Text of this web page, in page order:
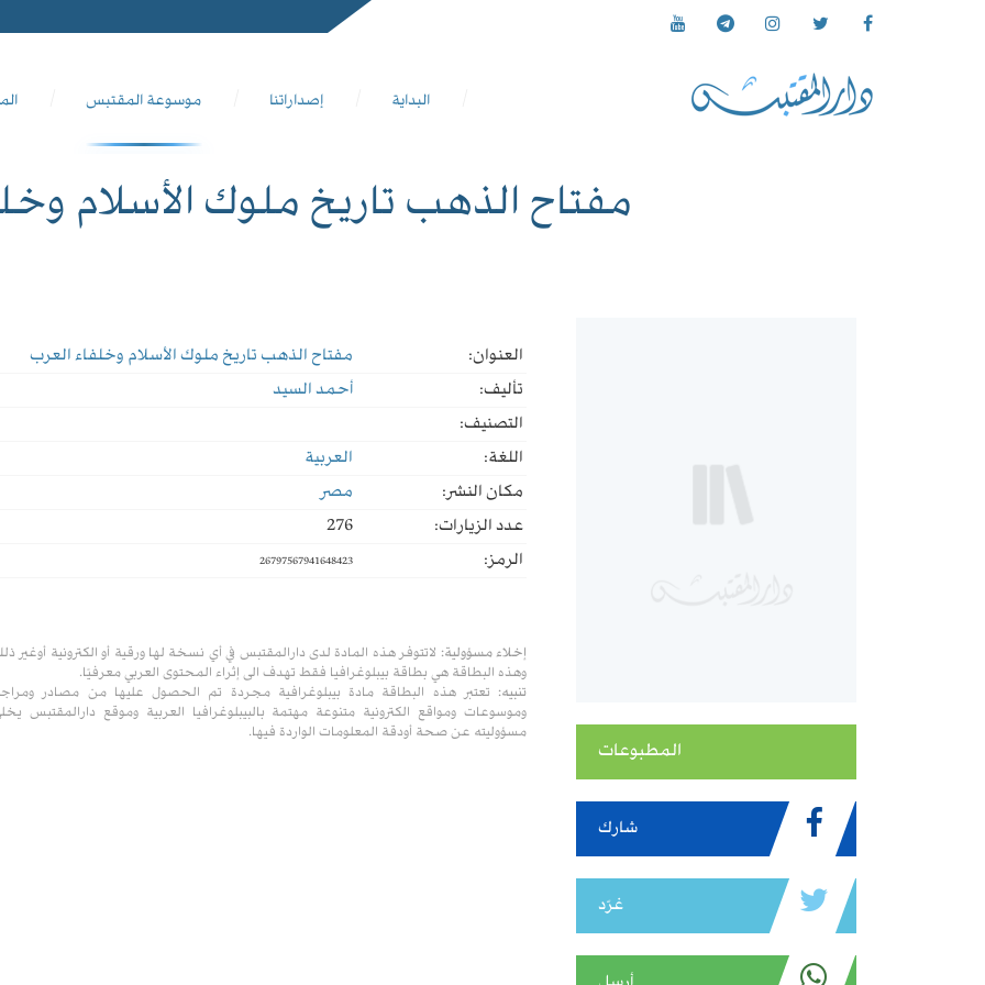
البداية إصداراتنا موسوعة المقتبس
مفتاح الذهب تاريخ ملوك الأسلام
المطبوعات
شارك
غرّد
العنوان:
مفتاح الذهب تاريخ ملوك الأسلام وخلفاء العرب
تأليف:
أحمد السيد
التصنيف:
اللغة:
العربية
مكان النشر:
مصر
عدد الزيارات:
276
الرمز:
26797567941648423
إخلاء مسؤولية: لاتتوفر هذه المادة لدى دارالمقتبس في أي نسخة لها ورقية أو الكترونية أوغير
وهذه البطاقة هي بطاقة بيبلوغرافيا فقط تهدف الى إثراء المحتوى العربي معرفيًا.
تنبيه: تعتبر هذه البطاقة مادة بيبلوغرافية مجردة تم الحصول عليها من مصادر
وموسوعات ومواقع الكترونية متنوعة مهتمة بالبيبلوغرافيا العربية وموقع دارالمقتبس
مسؤوليته عن صحة أودقة المعلومات الواردة فيها.